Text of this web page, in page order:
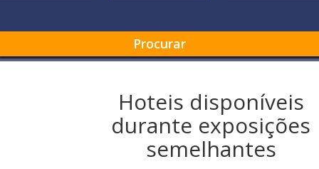
Procurar
Hoteis disponíveis
durante exposições
semelhantes